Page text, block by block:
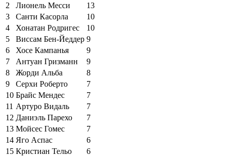
2
Лионель Месси
13
3
Санти Касорла
10
4
Хонатан Родригес
10
5
Виссам Бен-Йеддер 9
6
Хосе Кампанья
9
7
Антуан Гризманн
9
8
Жорди Альба
8
9
Серхи Роберто
7
10 Брайс Мендес
7
11 Артуро Видаль
7
12 Даниэль Парехо
7
13 Мойсес Гомес
7
14 Яго Аспас
6
15 Кристиан Тельо 6